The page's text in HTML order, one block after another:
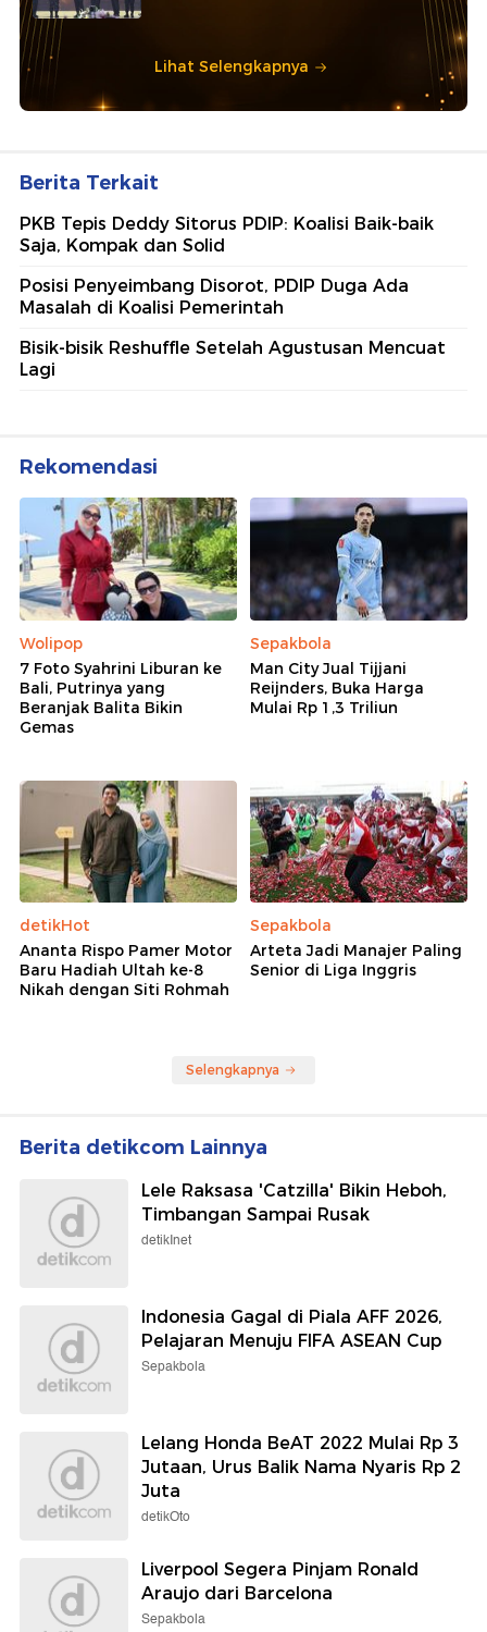
Lihat Selengkapnya
Berita Terkait
PKB Tepis Deddy Sitorus PDIP: Koalisi Baik-baik
Saja, Kompak dan Solid
Posisi Penyeimbang Disorot, PDIP Duga Ada
Masalah di Koalisi Pemerintah
Bisik-bisik Reshuffle Setelah Agustusan Mencuat
Lagi
Rekomendasi
Wolipop
7 Foto Syahrini Liburan ke
Bali, Putrinya yang
Beranjak Balita Bikin
Gemas
Sepakbola
Man City Jual Tijjani
Reijnders, Buka Harga
Mulai Rp 1,3 Triliun
detikHot
Ananta Rispo Pamer Motor
Baru Hadiah Ultah ke-8
Nikah dengan Siti Rohmah
Sepakbola
Arteta Jadi Manajer Paling
Senior di Liga Inggris
Selengkapnya
Berita detikcom Lainnya
Lele Raksasa 'Catzilla' Bikin Heboh,
Timbangan Sampai Rusak
detikInet
Indonesia Gagal di Piala AFF 2026,
Pelajaran Menuju FIFA ASEAN Cup
Sepakbola
Lelang Honda BeAT 2022 Mulai Rp 3
Jutaan, Urus Balik Nama Nyaris Rp 2
Juta
detikOto
Liverpool Segera Pinjam Ronald
Araujo dari Barcelona
Sepakbola